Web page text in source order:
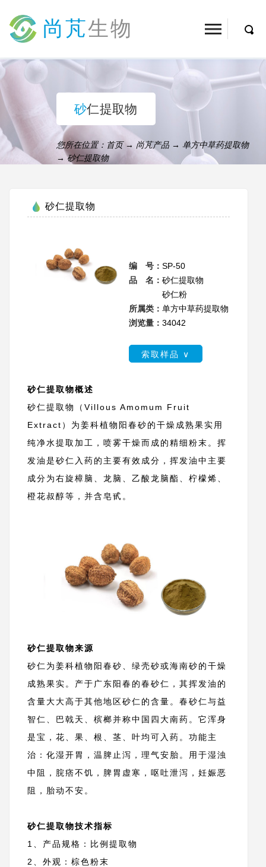
尚芃生物
砂仁提取物
您所在位置： 首页→ 尚芃产品 → 单方中草药提取物
→砂仁提取物
砂仁提取物
编 号： SP-50
品 名： 砂仁提取物
砂仁粉
所属类： 单方中草药提取物
浏览量： 34042
索取样品 ∨
砂仁提取物概述
砂仁提取物（Villous Amomum Fruit
Extract）为姜科植物阳春砂的干燥成熟果实用
纯净水提取加工，喷雾干燥而成的精细粉末。挥
发油是砂仁入药的主要有效成分，挥发油中主要
成分为右旋樟脑、龙脑、乙酸龙脑酯、柠檬烯、
橙花叔醇等，并含皂甙。
砂仁提取物来源
砂仁为姜科植物阳春砂、绿壳砂或海南砂的干燥
成熟果实。产于广东阳春的春砂仁，其挥发油的
含量大大高于其他地区砂仁的含量。春砂仁与益
智仁、巴戟天、槟榔并称中国四大南药。它浑身
是宝，花、果、根、茎、叶均可入药。功能主
治：化湿开胃，温脾止泻，理气安胎。用于湿浊
中阻，脘痞不饥，脾胃虚寒，呕吐泄泻，妊娠恶
阻，胎动不安。
砂仁提取物技术指标
1、产品规格：比例提取物
2、外观：棕色粉末